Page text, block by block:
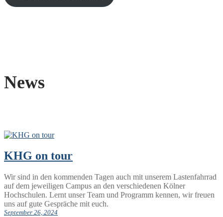
News
KHG on tour
Wir sind in den kommenden Tagen auch mit unserem Lastenfahrrad
auf dem jeweiligen Campus an den verschiedenen Kölner
Hochschulen. Lernt unser Team und Programm kennen, wir freuen
uns auf gute Gespräche mit euch.
September 26, 2024